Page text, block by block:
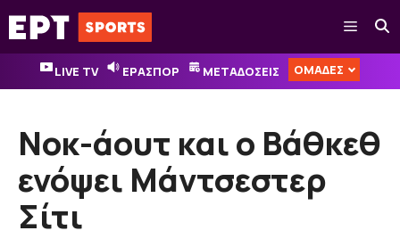
Μετάβαση
σε
περιεχόμενο
Μενού
LIVE TV ΕΡΑΣΠΟΡ ΜΕΤΑΔΟΣΕΙΣ ΟΜΑΔΕΣ
Νοκ-άουτ και ο Βάθκεθ
ενόψει Μάντσεστερ
Σίτι